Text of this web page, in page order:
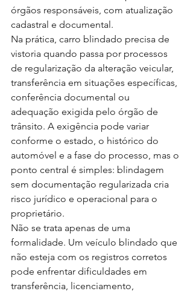
órgãos responsáveis, com atualização
cadastral e documental.
Na prática, carro blindado precisa de
vistoria quando passa por processos
de regularização da alteração veicular,
transferência em situações específicas,
conferência documental ou
adequação exigida pelo órgão de
trânsito. A exigência pode variar
conforme o estado, o histórico do
automóvel e a fase do processo, mas o
ponto central é simples: blindagem
sem documentação regularizada cria
risco jurídico e operacional para o
proprietário.
Não se trata apenas de uma
formalidade. Um veículo blindado que
não esteja com os registros corretos
pode enfrentar dificuldades em
transferência, licenciamento,